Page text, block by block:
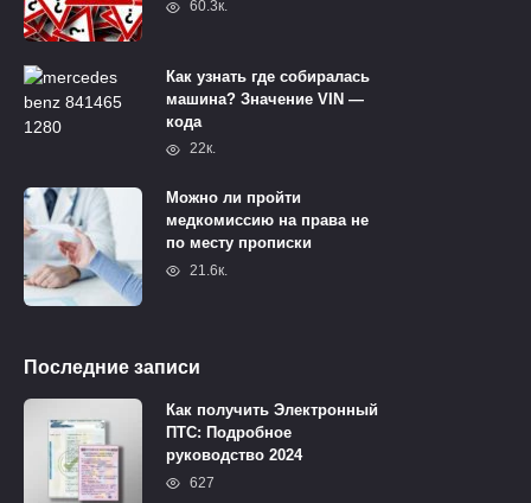
60.3к.
Как узнать где собиралась
машина? Значение VIN —
кода
22к.
Можно ли пройти
медкомиссию на права не
по месту прописки
21.6к.
Последние записи
Как получить Электронный
ПТС: Подробное
руководство 2024
627